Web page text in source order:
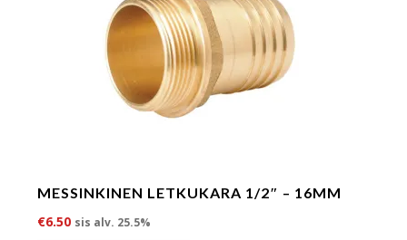
MESSINKINEN LETKUKARA 1/2″ – 16MM
€6.50 sis alv. 25.5%